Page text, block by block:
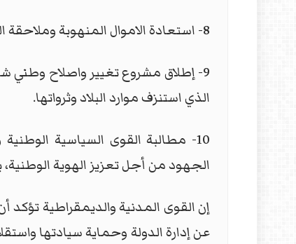
8- استعادة الاموال المنهوبة وملاحقة الفاسدين واسترجاع المال العام،
9- إطلاق مشروع تغيير واصلاح وطني
الذي استنزف موارد البلاد وثرواتها.
10- مطالبة القوى السياسية
الجهود من أجل تعزيز الهوية
إن القوى المدنية والديمقراطية
عن إدارة الدولة وحماية سيادتها